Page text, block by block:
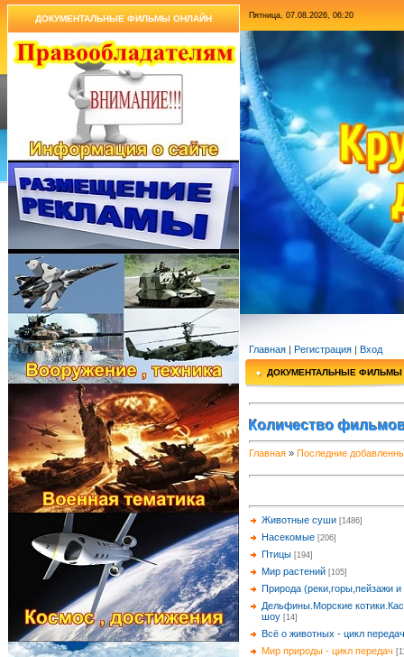
ДОКУМЕНТАЛЬНЫЕ ФИЛЬМЫ ОНЛАЙН Пятница, 07.08.2026, 06:20
Главная | Регистрация | Вход
ДОКУМЕНТАЛЬНЫЕ ФИЛЬМЫ
Количество
Главная » Последние
Животные суши [1486]
Насекомые [206]
Птицы [194]
Мир растений [105]
Природа (реки,горы,пейзажи и
Дельфины.Морские
шоу [14]
Всё о животных - цикл передач
Мир природы - цикл передач